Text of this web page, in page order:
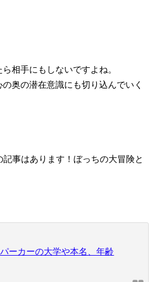
相手にもしないですよね。
奥の潜在意識にも切り込んでいく
事はあります！ぼっちの大冒険と
ーカーの大学や本名、年齢